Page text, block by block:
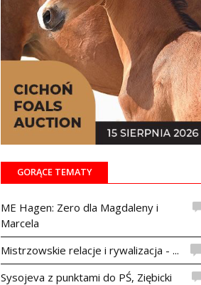
GORĄCE TEMATY
ME Hagen: Zero dla Magdaleny i
Marcela
Mistrzowskie relacje i rywalizacja - ...
Sysojeva z punktami do PŚ, Ziębicki